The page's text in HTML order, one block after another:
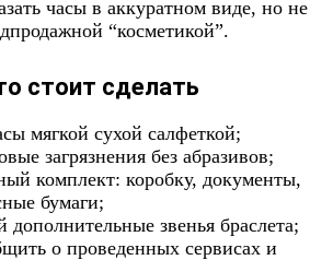
часы в аккуратном виде, но не
“косметикой”.
стоит сделать
мягкой сухой салфеткой;
загрязнения без абразивов;
комплект: коробку, документы,
бумаги;
дополнительные звенья браслета;
о проведенных сервисах и